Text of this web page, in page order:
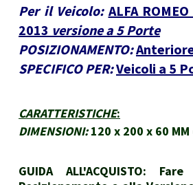
Per il Veicolo: ALFA
2013 versione a 5 Porte
POSIZIONAMENTO:
SPECIFICO PER:Veicoli a 5
CARATTERISTICHE:
DIMENSIONI: 120 x 200 x 60 MM
GUIDA ALL'ACQUISTO: